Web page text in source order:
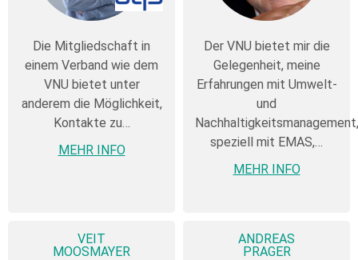
Die Mitgliedschaft in
einem Verband wie dem
VNU bietet unter
anderem die Möglichkeit,
Kontakte zu…
MEHR INFO
Der VNU bietet mir die
Gelegenheit, meine
Erfahrungen mit Umwelt-
und
Nachhaltigkeitsmanagement,
speziell mit EMAS,…
MEHR INFO
VEIT
MOOSMAYER
ANDREAS
PRAGER